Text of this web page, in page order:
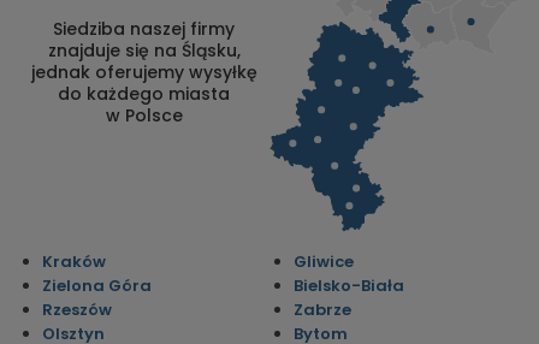
Siedziba naszej firmy
znajduje się na Śląsku,
jednak oferujemy wysyłkę
do każdego miasta
w Polsce
Kraków
Zielona Góra
Rzeszów
Olsztyn
Gliwice
Bielsko-Biała
Zabrze
Bytom